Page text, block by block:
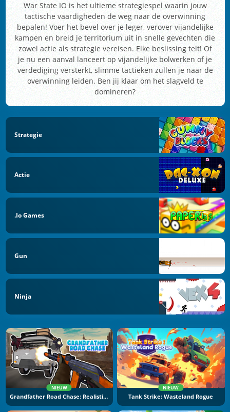
War State IO is het ultieme strategiespel waarin jouw
tactische vaardigheden de weg naar de overwinning
bepalen! Voer het bevel over je leger, verover vijandelijke
kampen en breid je territorium uit in snelle gevechten die
zowel actie als strategie vereisen. Elke beslissing telt! Of
je nu een aanval lanceert op vijandelijke bolwerken of je
verdediging versterkt, slimme tactieken zullen je naar de
overwinning leiden. Ben jij klaar om het slagveld te
domineren?
Strategie
Actie
.io Games
Gun
Ninja
NIEUW
Grandfather Road Chase: Realistic Shooter
NIEUW
Tank Strike: Wasteland Rogue